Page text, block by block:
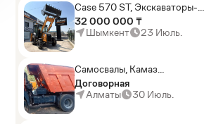
Case 570 ST, Экскаваторы-
погрузчики
32 000 000 ₸
Шымкент
23 Июль.
Самосвалы, Камаз
АГП-29РТ (шасси
KАМАЗ-43114 6x6)
Договорная
Алматы
30 Июль.